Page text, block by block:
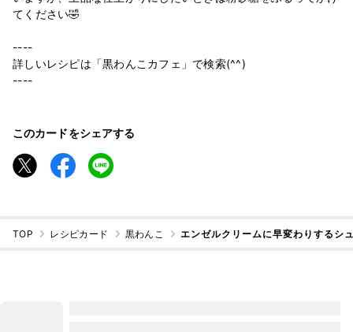
てください🤣
----
詳しいレシピは「黒わんこカフェ」で検索(^^)
----
このカードをシェアする
TOP レシピカード 黒わんこ エンゼルクリームに早変わりするシ